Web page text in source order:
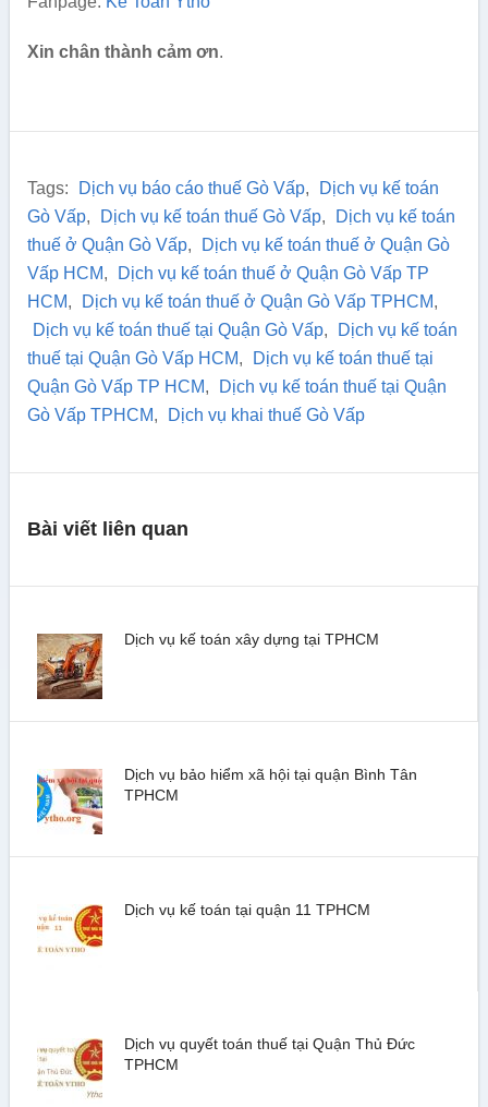
Xin chân thành cảm ơn.
Tags: Dịch vụ báo cáo thuế Gò Vấp,
Dịch vụ kế toán
Gò Vấp, Dịch vụ kế toán thuế Gò Vấp,
Dịch vụ kế toán
thuế ở Quận Gò Vấp,
Dịch vụ kế toán thuế ở Quận Gò
Vấp HCM,
Dịch vụ kế toán thuế ở Quận Gò Vấp TP
HCM, Dịch vụ kế toán thuế ở Quận Gò Vấp TPHCM,
Dịch vụ kế toán thuế tại Quận Gò Vấp,
Dịch vụ kế toán
thuế tại Quận Gò Vấp HCM,
Dịch vụ kế toán thuế tại
Quận Gò Vấp TP HCM,
Dịch vụ kế toán thuế tại Quận
Gò Vấp TPHCM, Dịch vụ khai thuế Gò Vấp
Bài viết liên quan
Dịch vụ kế toán xây dựng tại TPHCM
Dịch vụ bảo hiểm xã hội tại quận Bình Tân
TPHCM
Dịch vụ kế toán tại quận 11 TPHCM
Dịch vụ quyết toán thuế tại Quận Thủ Đức
TPHCM